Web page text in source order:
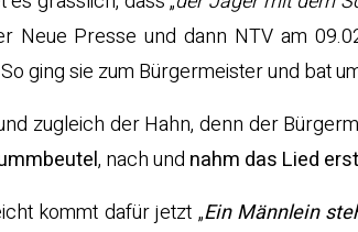
Neue Presse und dann NTV am
ging sie zum Bürgermeister und bat
zugleich der Hahn, denn der
, nach und nahm das Lied
kommt dafür jetzt „Ein Männlein